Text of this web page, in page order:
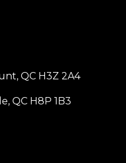
QC H3Z 2A4
QC H8P 1B3